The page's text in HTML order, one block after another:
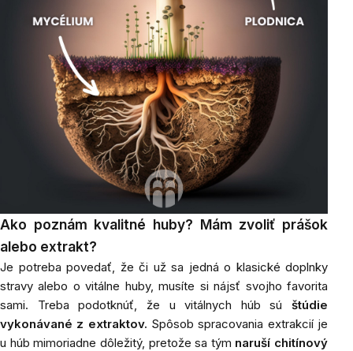
Ako poznám kvalitné huby? Mám zvoliť prášok
alebo extrakt?
Je potreba povedať, že či už sa jedná o klasické doplnky
stravy alebo o vitálne huby, musíte si nájsť svojho favorita
sami. Treba podotknúť, že u vitálnych húb sú štúdie
vykonávané z extraktov. Spôsob spracovania extrakcií je
u húb mimoriadne dôležitý, pretože sa tým naruší chitínový